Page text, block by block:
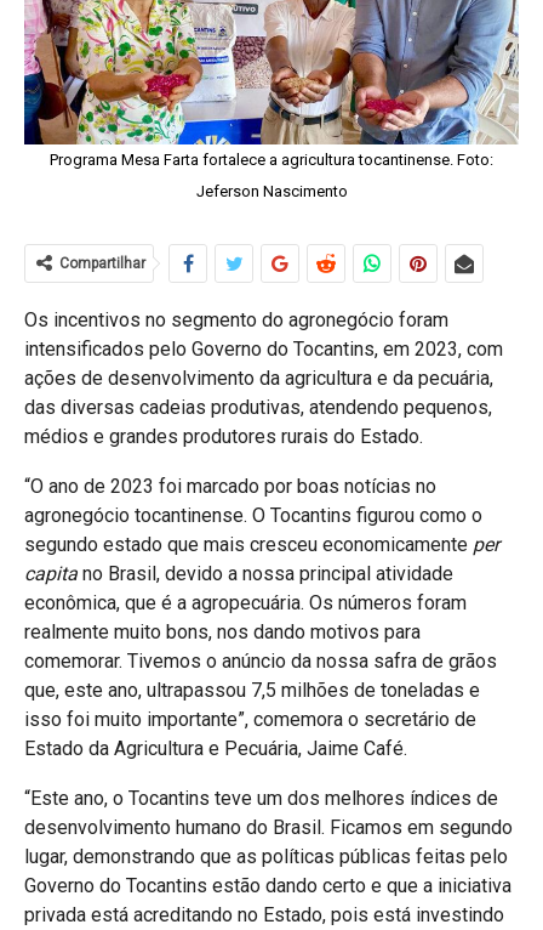
Programa Mesa Farta fortalece a agricultura tocantinense. Foto:
Jeferson Nascimento
Compartilhar
Os incentivos no segmento do agronegócio foram
intensificados pelo Governo do Tocantins, em 2023, com
ações de desenvolvimento da agricultura e da pecuária,
das diversas cadeias produtivas, atendendo pequenos,
médios e grandes produtores rurais do Estado.
“O ano de 2023 foi marcado por boas notícias no
agronegócio tocantinense. O Tocantins figurou como o
segundo estado que mais cresceu economicamente per
capita no Brasil, devido a nossa principal atividade
econômica, que é a agropecuária. Os números foram
realmente muito bons, nos dando motivos para
comemorar. Tivemos o anúncio da nossa safra de grãos
que, este ano, ultrapassou 7,5 milhões de toneladas e
isso foi muito importante”, comemora o secretário de
Estado da Agricultura e Pecuária, Jaime Café.
“Este ano, o Tocantins teve um dos melhores índices de
desenvolvimento humano do Brasil. Ficamos em segundo
lugar, demonstrando que as políticas públicas feitas pelo
Governo do Tocantins estão dando certo e que a iniciativa
privada está acreditando no Estado, pois está investindo